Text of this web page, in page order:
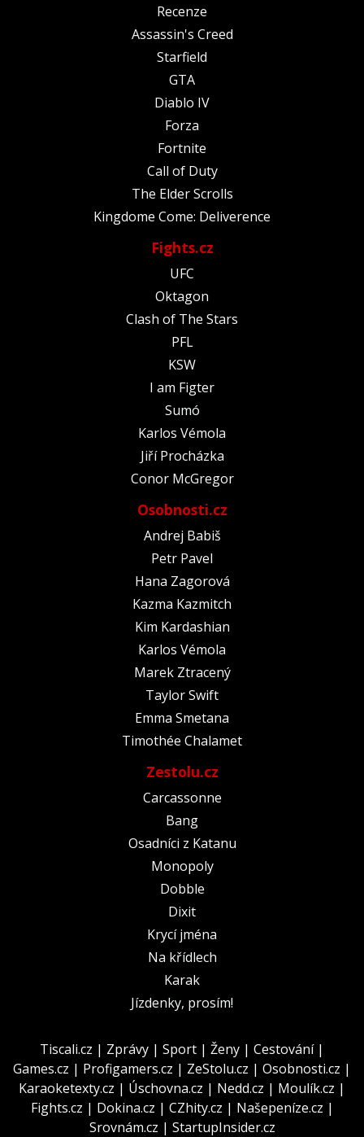
Recenze
Assassin's Creed
Starfield
GTA
Diablo IV
Forza
Fortnite
Call of Duty
The Elder Scrolls
Kingdome Come: Deliverence
Fights.cz
UFC
Oktagon
Clash of The Stars
PFL
KSW
I am Figter
Sumó
Karlos Vémola
Jiří Procházka
Conor McGregor
Osobnosti.cz
Andrej Babiš
Petr Pavel
Hana Zagorová
Kazma Kazmitch
Kim Kardashian
Karlos Vémola
Marek Ztracený
Taylor Swift
Emma Smetana
Timothée Chalamet
Zestolu.cz
Carcassonne
Bang
Osadníci z Katanu
Monopoly
Dobble
Dixit
Krycí jména
Na křídlech
Karak
Jízdenky, prosím!
Tiscali.cz | Zprávy | Sport | Ženy | Cestování|
Games.cz | Profigamers.cz | ZeStolu.cz | Osobnosti.cz |
Karaoketexty.cz | Úschovna.cz | Nedd.cz | Moulík.cz |
Fights.cz | Dokina.cz | CZhity.cz | Našepeníze.cz |
Srovnám.cz | StartupInsider.cz